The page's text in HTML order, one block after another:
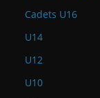
Cadets U16
U14
U12
U10